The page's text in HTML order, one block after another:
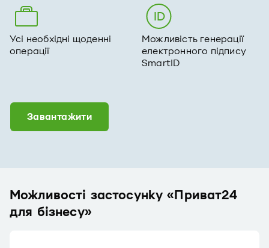
Усі необхідні щоденні
операції
Можливість генерації
електронного підпису
SmartID
Завантажити
Можливості застосунку «Приват24
для бізнесу»